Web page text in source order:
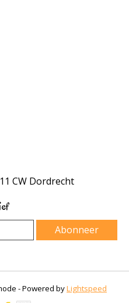
CW Dordrecht
Abonneer
- Powered byLightspeed